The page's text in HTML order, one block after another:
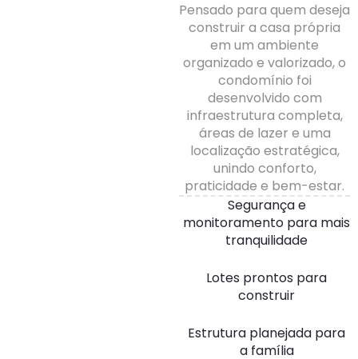
Pensado para quem deseja
construir a casa própria
em um ambiente
organizado e valorizado, o
condomínio foi
desenvolvido com
infraestrutura completa,
áreas de lazer e uma
localização estratégica,
unindo conforto,
praticidade e bem-estar.
Segurança e
monitoramento para mais
tranquilidade
Lotes prontos para
construir
Estrutura planejada para
a família